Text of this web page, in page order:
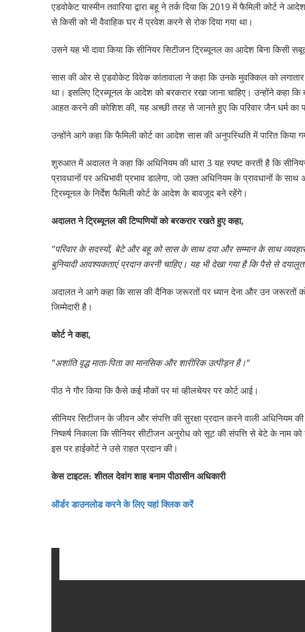
एडवोकेट यास्मीन तवारिया द्वारा बहू ने तर्क दिया कि 2019 में फैमिली कोर्ट ने
से किसी को भी वैवाहिक घर में प्रवेश करने से रोक दिया गया था।
उसने यह भी दावा किया कि सीनियर सिटीजन ट्रिब्यूनल का आदेश बिना किसी
सास की ओर से ए़डवोकेट विवेक कांतावाला ने कहा कि उनके मुवक्किल को लगातार
था। इसलिए ट्रिब्यूनल के आदेश को बरकरार रखा जाना चाहिए। उन्होंने कहा
आहत करने की कोशिश की, यह अच्छी तरह से जानते हुए कि परिवार जैन धर्म का
उन्होंने आगे कहा कि फैमिली कोर्ट का आदेश सास की अनुपस्थिति में पारित किया
शुरुआत में अदालत ने कहा कि अधिनियम की धारा 3 यह स्पष्ट करती है कि
प्रावधानों पर अधिभावी प्रभाव डालेगा, जो उक्त अधिनियम के प्रावधानों के
ट्रिब्यूनल के निर्देश फैमिली कोर्ट के आदेश के बावजूद बने रहेंगे।
अदालत ने ट्रिब्यूनल की टिप्पणियों को बरकरार रखते हुए कहा,
"परिवार के सदस्यों, बेटे और बहू को सास के साथ दया और सम्मान के साथ
बुनियादी आवश्यकताएं प्रदान करनी चाहिए। यह भी देखा गया है कि पैसे से
अदालत ने आगे कहा कि सास की दैनिक जरूरतों पर ध्यान देना और उन जरूरतों
जिम्मेदारी है।
कोर्ट ने कहा,
"अशांति वृद्ध माता-पिता का मानसिक और शारीरिक उत्पीड़न है।"
पीठ ने गौर किया कि कैसे कई मौकों पर मां व्हीलचेयर पर कोर्ट आई।
सीनियर सिटीजन के जीवन और संपत्ति की सुरक्षा प्रदान करने वाली अधिनियम
निष्कर्ष निकाला कि सीनियर सीटीजन अनुरोध को सूट की संपत्ति से बेटे के नाम
इस पर हाईकोर्ट ने उसे राहत प्रदान की।
केस टाइटल: शीतल देवांग शाह बनाम पीठासीन अधिकारी
ऑर्डर डाउनलोड करने के लिए यहां क्लिक करें